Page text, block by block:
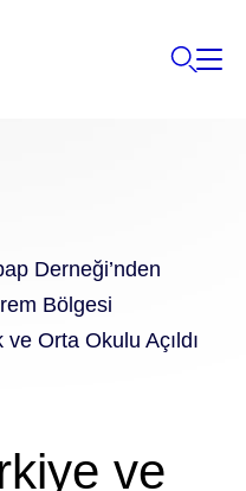
Derneği’nden
Bölgesi
ve Orta Okulu Açıldı
ve